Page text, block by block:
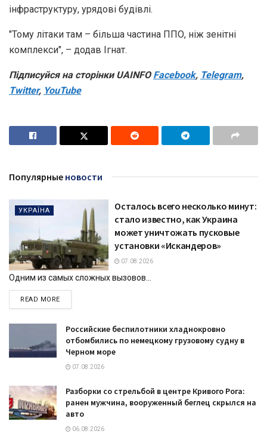
інфраструктуру, урядові будівлі.
"Тому літаки там – більша частина ППО, ніж зенітні
комплекси", – додав Ігнат.
Підписуйся на сторінки UAINFO Facebook, Telegram,
Twitter, YouTube
Популярные новости
УКРАЇНА
Осталось всего несколько минут:
стало известно, как Украина
может уничтожать пусковые
установки «Искандеров»
07.08.2026
Одним из самых сложных вызовов...
READ MOREDETAILS
Российские беспилотники хладнокровно
отбомбились по немецкому грузовому судну в
Черном море
07.08.2026
Разборки со стрельбой в центре Кривого Рога:
ранен мужчина, вооруженный беглец скрылся на
авто
06.08.2026